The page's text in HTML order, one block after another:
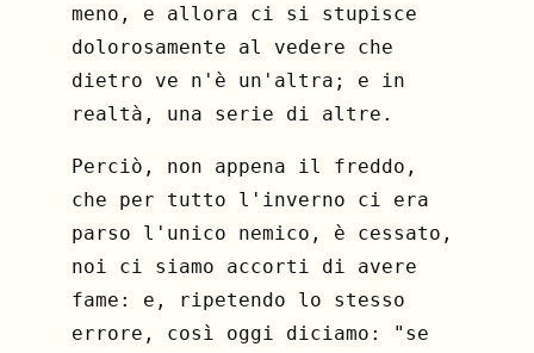
meno, e allora ci si stupisce
dolorosamente al vedere che
dietro ve n'è un'altra; e in
realtà, una serie di altre.
Perciò, non appena il freddo,
che per tutto l'inverno ci era
parso l'unico nemico, è cessato,
noi ci siamo accorti di avere
fame: e, ripetendo lo stesso
errore, così oggi diciamo: "se